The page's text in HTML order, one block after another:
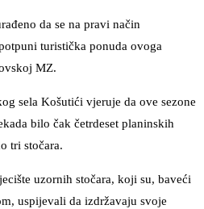
da se na pravi način
turistička ponuda ovoga
MZ.
sela Košutići vjeruje da ove sezone
bilo čak četrdeset planinskih
tri stočara.
uzornih stočara, koji su, baveći
uspijevali da izdržavaju svoje